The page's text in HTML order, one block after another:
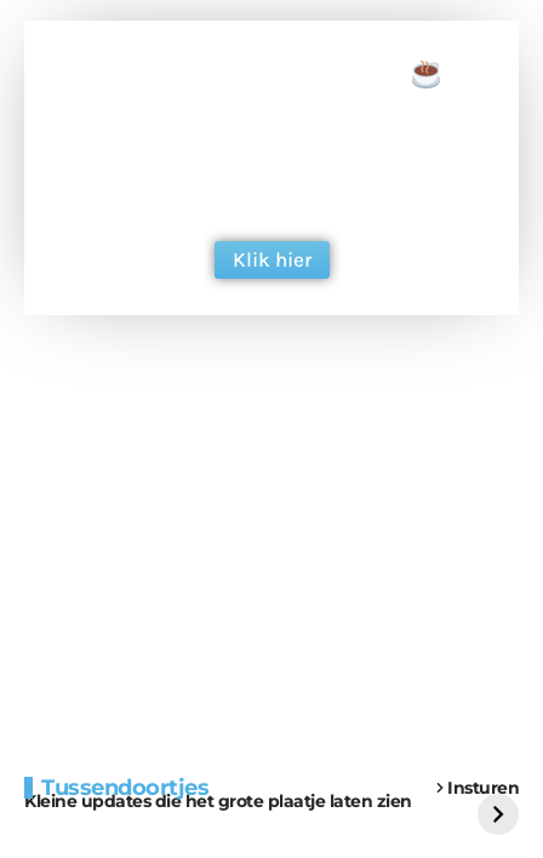
Klik hier
Tussendoortjes Insturen
Kleine updates die het grote plaatje laten zien
voor kabouters
uitdaging